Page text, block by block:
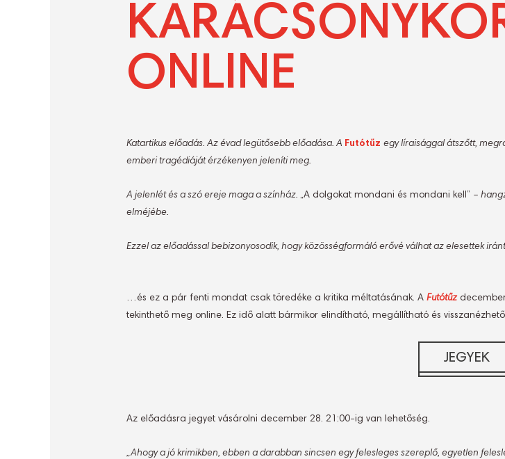
ONLINE
Katartikus előadás. Az évad legütősebb előadása. A Futótűz egy líraisággal átszőtt,
emberi tragédiáját érzékenyen jeleníti meg.
A jelenlét és a szó ereje maga a színház. „A dolgokat mondani és mondani kell” –
elméjébe.
Ezzel az előadással bebizonyosodik, hogy közösségformáló erővé válhat az elesettek
…és ez a pár fenti mondat csak töredéke a kritika méltatásának. A Futótűz
tekinthető meg online. Ez idő alatt bármikor elindítható, megállítható és
Az előadásra jegyet vásárolni december 28. 21:00-ig van lehetőség.
„Ahogy a jó krimikben, ebben a darabban sincsen egy felesleges szereplő, egyetlen